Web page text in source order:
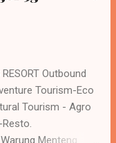
batrei yang di
untuk segala
5G Resort tampil
Outbound
Tourism-Eco
Tourism - Agro
Resto.
Menteng